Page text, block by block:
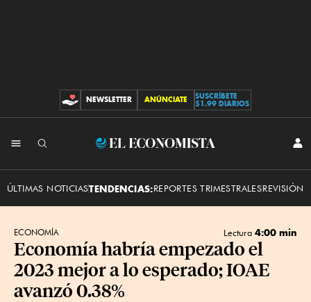
CONTRIBUCIONES
NEWSLETTER ANÚNCIATE
SUSCRÍBETE
$1.99 DIARIOS
El
ÚLTIMAS NOTICIASTENDENCIAS:REPORTES TRIMESTRALESREVISIÓN
ECONOMÍA Lectura 4:00 min
Economía habría empezado el
2023 mejor a lo esperado; IOAE
avanzó 0.38%